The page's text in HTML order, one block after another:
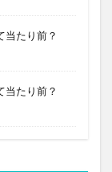
当たり前？
当たり前？